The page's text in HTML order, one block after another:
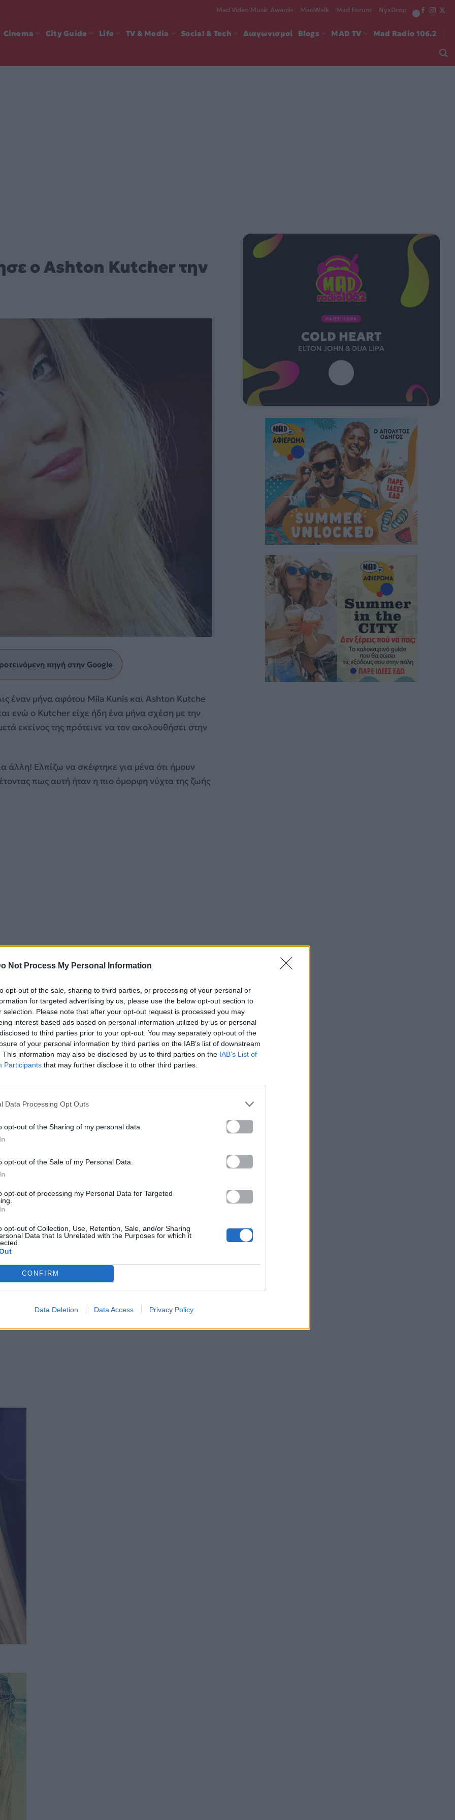
Not Process My Personal Information
opt-out of the sale, sharing to third parties, or processing of your personal or
for targeted advertising by us, please use the below opt-out section to
selection. Please note that after your opt-out request is processed you may
interest-based ads based on personal information utilized by us or personal
to third parties prior to your opt-out. You may separately opt-out of the
of your personal information by third parties on the IAB’s list of downstream
This information may also be disclosed by us to third parties on the IAB’s List of
Participants that may further disclose it to other third parties.
Data Processing Opt Outs
opt-out of the Sharing of my personal data.
opt-out of the Sale of my Personal Data.
opt-out of processing my Personal Data for Targeted
opt-out of Collection, Use, Retention, Sale, and/or Sharing
Data that Is Unrelated with the Purposes for which it
CONFIRM
Data Deletion Data Access Privacy Policy
Mad Video Music Awards MadWalk Mad Forum NyxDrop
Cinema City Guide Life TV & Media Social & Tech Διαγωνισμοί Blogs MAD TV Mad Radio 106.2
ο Ashton Kutcher την
πηγή στην Google
έναν μήνα αφότου Mila Kunis και Ashton Kutche
ενώ ο Kutcher είχε ήδη ένα μήνα σχέση με την
εκείνος της πρότεινε να τον ακολουθήσει στην
άλλη! Ελπίζω να σκέφτηκε για μένα ότι ήμουν
πως αυτή ήταν η πιο όμορφη νύχτα της ζωής
τους που τους δείχνει αγκαλιά στο
τα μακριά μαλλιά του, το look που είχε
γυρίσματα της οποίας ξεκίνησαν τον Μάιο του
ΠΑΙΖΕΙ ΤΩΡΑ
COLD HEART
ELTON JOHN & DUA LIPA